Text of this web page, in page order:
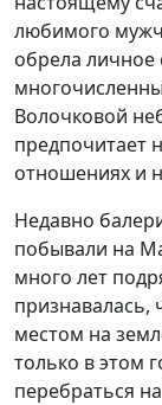
любимого
обрела личное
Волочковой
предпочитает
отношениях и
Недавно
побывали на
много лет
признавалась,
местом на
только в этом
перебраться